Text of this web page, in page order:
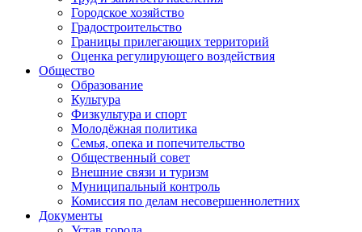
Городское хозяйство
Градостроительство
Границы прилегающих территорий
Оценка регулирующего воздействия
Общество
Образование
Культура
Физкультура и спорт
Молодёжная политика
Семья, опека и попечительство
Общественный совет
Внешние связи и туризм
Муниципальный контроль
Комиссия по делам несовершеннолетних
Документы